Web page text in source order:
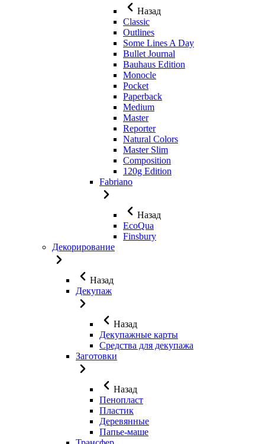
Назад
Classic
Outlines
Some Lines A Day
Bullet Journal
Bauhaus Edition
Monocle
Pocket
Paperback
Medium
Master
Reporter
Natural Colors
Master Slim
Composition
120g Edition
Fabriano
Назад
EcoQua
Finsbury
Декорирование
Назад
Декупаж
Назад
Декупажные карты
Средства для декупажа
Заготовки
Назад
Пенопласт
Пластик
Деревянные
Папье-маше